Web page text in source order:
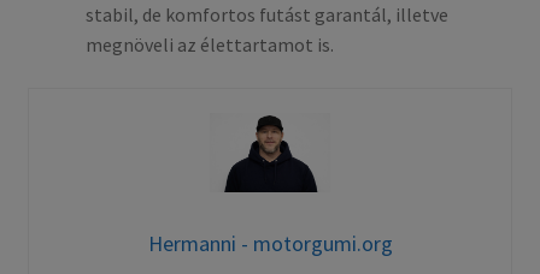
stabil, de komfortos futást garantál, illetve
megnöveli az élettartamot is.
Hermanni - motorgumi.org